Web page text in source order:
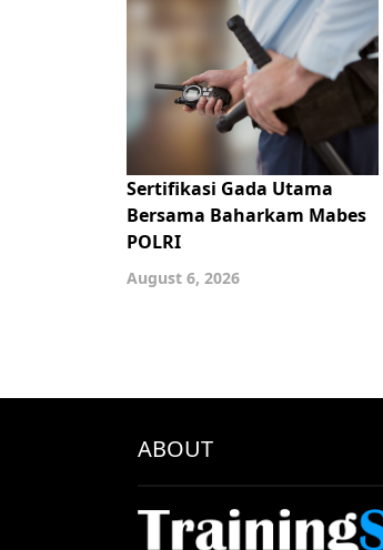
Sertifikasi Gada Utama
Bersama Baharkam Mabes
POLRI
August 6, 2026
ABOUT